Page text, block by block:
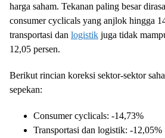
harga saham. Tekanan paling besar
consumer cyclicals yang anjlok hingga
transportasi dan logistik juga tidak
12,05 persen.
Berikut rincian koreksi sektor-sektor
sepekan:
Consumer cyclicals: -14,73%
Transportasi dan logistik: -12,05%